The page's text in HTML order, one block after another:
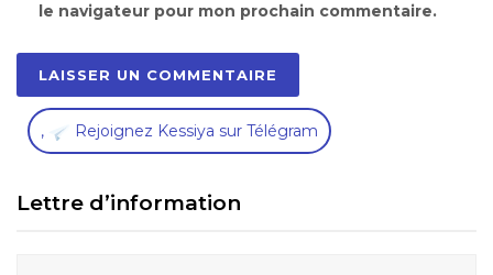
le navigateur pour mon prochain commentaire.
, Rejoignez Kessiya sur Télégram
Lettre d’information